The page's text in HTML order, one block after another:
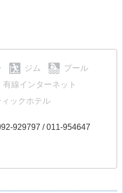
ジム
プール
有線インターネット
ィックホテル
929797 / 011-954647